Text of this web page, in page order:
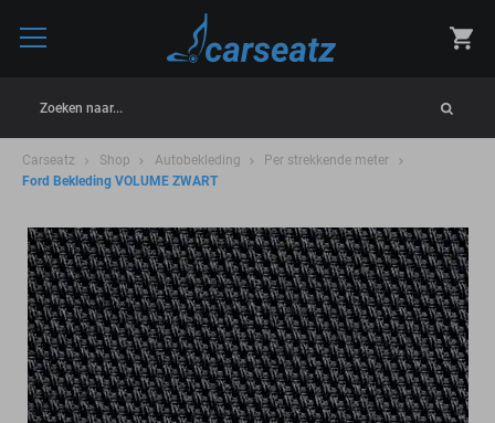
Zoeken naar...
Carseatz Shop Autobekleding
Per strekkende meter
Ford Bekleding VOLUME ZWART